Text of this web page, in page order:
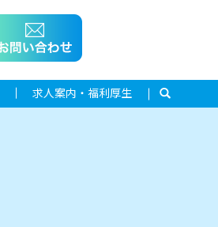
求人案内・福利厚生 search